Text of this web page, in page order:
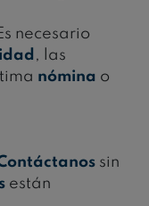
necesario
, las
nómina o
sin
están